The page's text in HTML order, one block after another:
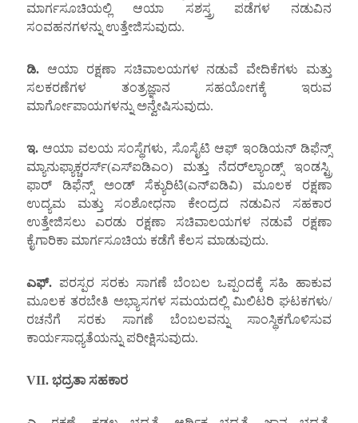
ಮಾರ್ಗಸೂಚಿಯಲ್ಲಿ ಆಯಾ ಸಶಸ್ತ್ರ ಪಡೆಗಳ ನಡುವಿನ
ಸಂವಹನಗಳನ್ನು ಉತ್ತೇಜಿಸುವುದು.
ಡಿ.ಆಯಾ ರಕ್ಷಣಾ ಸಚಿವಾಲಯಗಳ ನಡುವೆ ವೇದಿಕೆಗಳು ಮತ್ತು
ಸಲಕರಣೆಗಳ ತಂತ್ರಜ್ಞಾನ ಸಹಯೋಗಕ್ಕೆ ಇರುವ
ಮಾರ್ಗೋಪಾಯಗಳನ್ನು ಅನ್ವೇಷಿಸುವುದು.
ಇ.ಆಯಾ ವಲಯ ಸಂಸ್ಥೆಗಳು, ಸೊಸೈಟಿ ಆಫ್ ಇಂಡಿಯನ್ ಡಿಫೆನ್ಸ್
ಮ್ಯಾನುಫ್ಯಾಕ್ಚರರ್ಸ್(ಎಸ್‌ಐಡಿಎಂ) ಮತ್ತು ನೆದರ್‌ಲ್ಯಾಂಡ್ಸ್ ಇಂಡಸ್ಟ್ರಿ
ಫಾರ್ ಡಿಫೆನ್ಸ್ ಅಂಡ್ ಸೆಕ್ಯುರಿಟಿ(ಎನ್ಐಡಿವಿ) ಮೂಲಕ ರಕ್ಷಣಾ
ಉದ್ಯಮ ಮತ್ತು ಸಂಶೋಧನಾ ಕೇಂದ್ರದ ನಡುವಿನ ಸಹಕಾರ
ಉತ್ತೇಜಿಸಲು ಎರಡು ರಕ್ಷಣಾ ಸಚಿವಾಲಯಗಳ ನಡುವೆ ರಕ್ಷಣಾ
ಕೈಗಾರಿಕಾ ಮಾರ್ಗಸೂಚಿಯ ಕಡೆಗೆ ಕೆಲಸ ಮಾಡುವುದು.
ಎಫ್.ಪರಸ್ಪರ ಸರಕು ಸಾಗಣೆ ಬೆಂಬಲ ಒಪ್ಪಂದಕ್ಕೆ ಸಹಿ ಹಾಕುವ
ಮೂಲಕ ತರಬೇತಿ ಅಭ್ಯಾಸಗಳ ಸಮಯದಲ್ಲಿ ಮಿಲಿಟರಿ ಘಟಕಗಳು/
ರಚನೆಗೆ ಸರಕು ಸಾಗಣೆ ಬೆಂಬಲವನ್ನು ಸಾಂಸ್ಥಿಕಗೊಳಿಸುವ
ಕಾರ್ಯಸಾಧ್ಯತೆಯನ್ನು ಪರೀಕ್ಷಿಸುವುದು.
VII. ಭದ್ರತಾ ಸಹಕಾರ